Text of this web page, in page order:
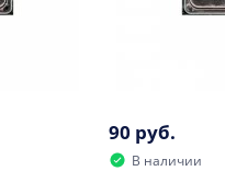
90 руб.
В наличии